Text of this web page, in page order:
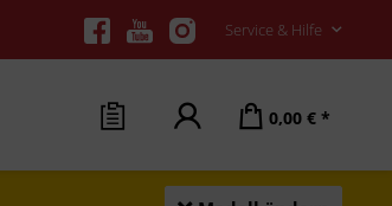
Service & Hilfe
0,00 € *